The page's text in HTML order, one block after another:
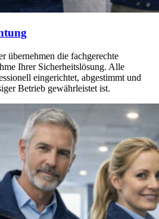
übernehmen die fachgerechte
Ihrer Sicherheitslösung. Alle
eingerichtet, abgestimmt und
Betrieb gewährleistet ist.